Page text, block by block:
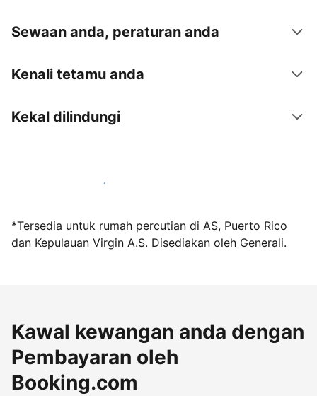
Sewaan anda, peraturan anda
Kenali tetamu anda
Kekal dilindungi
Jadi hos bersama kami hari ini
*Tersedia untuk rumah percutian di AS, Puerto Rico
dan Kepulauan Virgin A.S. Disediakan oleh Generali.
Kawal kewangan anda dengan
Pembayaran oleh
Booking.com